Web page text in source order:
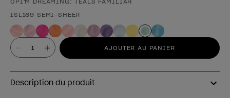
Forme du produit
ISL169 SEMI-SHEER
Valeur AJOUTER AU PANIER
Description du produit